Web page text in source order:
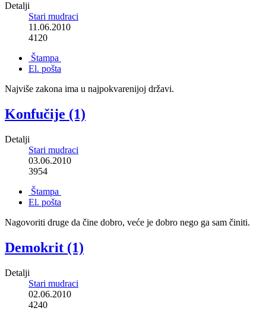
Detalji
Stari mudraci
11.06.2010
4120
Štampa
El. pošta
Najviše zakona ima u najpokvarenijoj državi.
Konfučije (1)
Detalji
Stari mudraci
03.06.2010
3954
Štampa
El. pošta
Nagovoriti druge da čine dobro, veće je dobro nego ga sam činiti.
Demokrit (1)
Detalji
Stari mudraci
02.06.2010
4240